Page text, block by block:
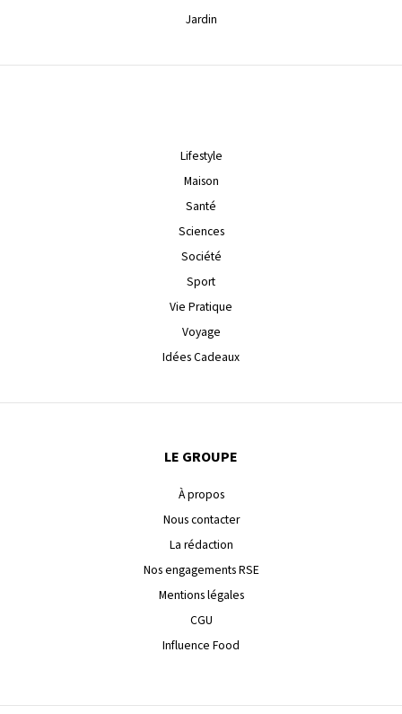
Jardin
Lifestyle
Maison
Santé
Sciences
Société
Sport
Vie Pratique
Voyage
Idées Cadeaux
LE GROUPE
À propos
Nous contacter
La rédaction
Nos engagements RSE
Mentions légales
CGU
Influence Food